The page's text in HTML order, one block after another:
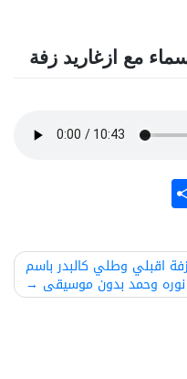
مع ازغاريد زفة
نشر
اقبلي وطلي كالبدر باسم
نوره وحمد بدون موسيقى